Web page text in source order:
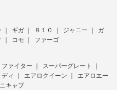
ギガ ８１０ ジャニー
ガ
コモ ファーゴ
ファイター
スーパーグレート
ィ エアロクイーン
エアロエー
キャブ